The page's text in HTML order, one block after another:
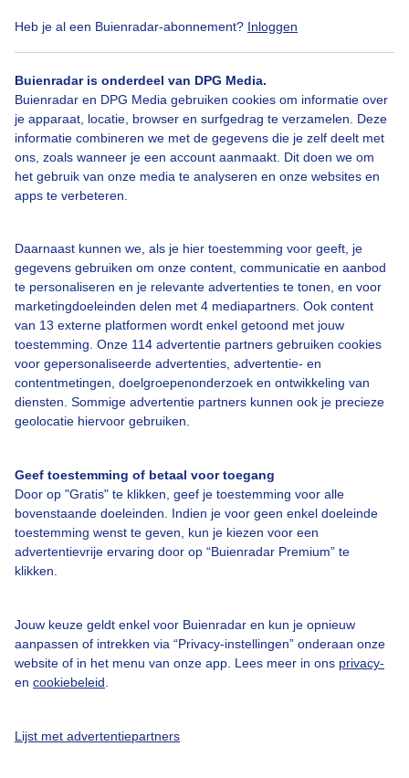
Heb je al een Buienradar-abonnement? Inloggen
Buienradar is onderdeel van DPG Media.
Buienradar en DPG Media gebruiken cookies om informatie over
je apparaat, locatie, browser en surfgedrag te verzamelen. Deze
informatie combineren we met de gegevens die je zelf deelt met
ons, zoals wanneer je een account aanmaakt. Dit doen we om
het gebruik van onze media te analyseren en onze websites en
apps te verbeteren.
Daarnaast kunnen we, als je hier toestemming voor geeft, je
gegevens gebruiken om onze content, communicatie en aanbod
te personaliseren en je relevante advertenties te tonen, en voor
marketingdoeleinden delen met 4 mediapartners. Ook content
van 13 externe platformen wordt enkel getoond met jouw
toestemming. Onze 114 advertentie partners gebruiken cookies
voor gepersonaliseerde advertenties, advertentie- en
contentmetingen, doelgroepenonderzoek en ontwikkeling van
diensten. Sommige advertentie partners kunnen ook je precieze
geolocatie hiervoor gebruiken.
Geef toestemming of betaal voor toegang
Door op "Gratis" te klikken, geef je toestemming voor alle
bovenstaande doeleinden. Indien je voor geen enkel doeleinde
toestemming wenst te geven, kun je kiezen voor een
advertentievrije ervaring door op “Buienradar Premium” te
klikken.
Jouw keuze geldt enkel voor Buienradar en kun je opnieuw
aanpassen of intrekken via “Privacy-instellingen” onderaan onze
website of in het menu van onze app. Lees meer in ons privacy-
en cookiebeleid
Lijst met advertentiepartners
Watbewolking Zomer Wolken
Bekijk slideshow
Over Buienradar
Bedrijfsgegevens
Contact
Toegankelijkheid
Gebruikersvoorwaarden
Adverteren
Privacy beleid
Cookie beleid